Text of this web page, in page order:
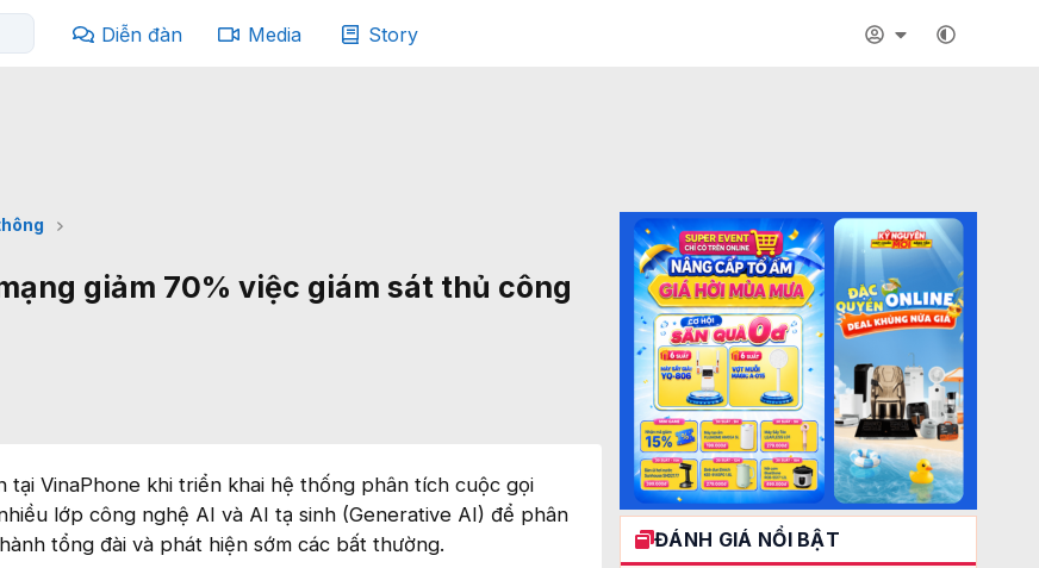
Diễn đàn Media Story
giảm 70% việc giám sát thủ công
tại VinaPhone khi triển khai hệ thống phân tích cuộc gọi
lớp công nghệ AI và AI tạ sinh (Generative AI) để phân
tổng đài và phát hiện sớm các bất thường.
ĐÁNH GIÁ NỔI BẬT